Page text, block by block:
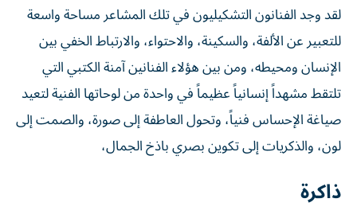
لقد وجد الفنانون التشكيليون في تلك المشاعر مساحة واسعة
للتعبير عن الألفة، والسكينة، والاحتواء، والارتباط الخفي بين
الإنسان ومحيطه، ومن بين هؤلاء الفنانين آمنة الكتبي التي
تلتقط مشهداً إنسانياً عظيماً في واحدة من لوحاتها الفنية لتعيد
صياغة الإحساس فنياً، وتحول العاطفة إلى صورة، والصمت إلى
لون، والذكريات إلى تكوين بصري باذخ الجمال،
ذاكرة